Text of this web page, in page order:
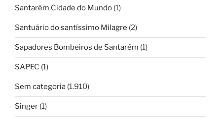
Santarém Cidade do Mundo (1)
Santuário do santíssimo Milagre (2)
Sapadores Bombeiros de Santarém (1)
SAPEC (1)
Sem categoria (1.910)
Singer (1)